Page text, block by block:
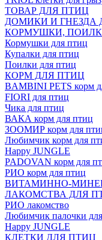
ТОВАР ДЛЯ ПТИЦ
ДОМИКИ И ГНЕЗДА
КОРМУШКИ,
Кормушки для птиц
Купалки для птиц
Поилки для птиц
КОРМ ДЛЯ ПТИЦ
BAMBINI PETS корм
FIORI для птиц
Чика для птиц
ВАКА корм для птиц
ЗООМИР корм для
Любимчик корм для
Happy JUNGLE
PADOVAN корм для
РИО корм для птиц
ВИТАМИННО-
ЛАКОМСТВА ДЛЯ
РИО лакомство
Любимчик палочки
Happy JUNGLE
КЛЕТКИ ДЛЯ ПТИЦ